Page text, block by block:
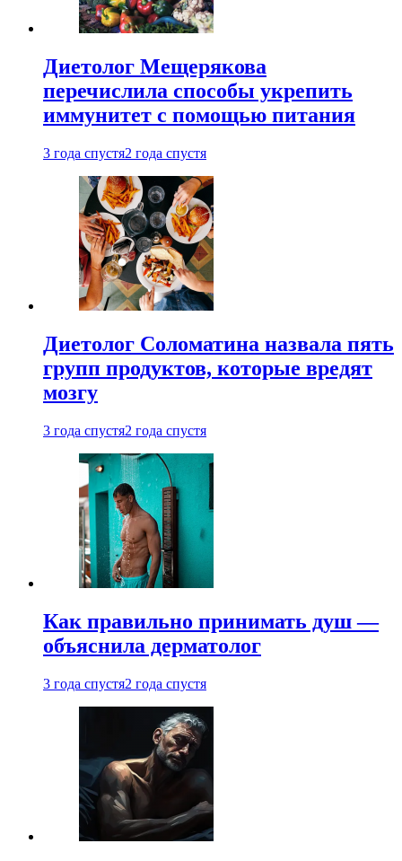
Диетолог Мещерякова
перечислила способы укрепить
иммунитет с помощью питания
3 года спустя2 года спустя
Диетолог Соломатина назвала пять
групп продуктов, которые вредят
мозгу
3 года спустя2 года спустя
Как правильно принимать душ —
объяснила дерматолог
3 года спустя2 года спустя